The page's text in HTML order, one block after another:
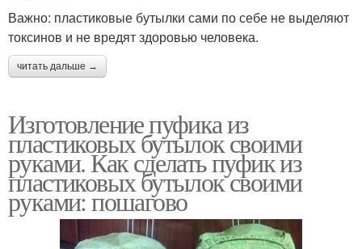
Важно: пластиковые бутылки сами по себе не выделяют
токсинов и не вредят здоровью человека.
читать дальше →
Изготовление пуфика из
пластиковых бутылок своими
руками. Как сделать пуфик из
пластиковых бутылок своими
руками: пошагово